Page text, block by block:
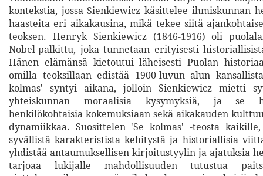
kontekstia, jossa Sienkiewicz käsittelee ihmiskunnan
haasteita eri aikakausina, mikä tekee siitä
teoksen. Henryk Sienkiewicz (1846-1916) oli
Nobel-palkittu, joka tunnetaan erityisesti
Hänen elämänsä kietoutui läheisesti Puolan
omilla teoksillaan edistää 1900-luvun alun
kolmas' syntyi aikana, jolloin Sienkiewicz mietti
yhteiskunnan moraalisia kysymyksiä, ja se
henkilökohtaisia kokemuksiaan sekä aikakauden
dynamiikkaa. Suosittelen 'Se kolmas' -teosta
syvällistä karakteristista kehitystä ja historiallisia
yhdistää antaumuksellisen kirjoitustyylin ja ajatuksia
tarjoaa lukijalle mahdollisuuden tutustua